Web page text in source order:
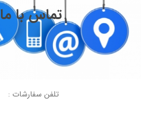
تماس با ما
تلفن سفارشات :